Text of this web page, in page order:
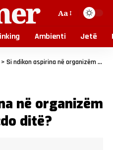
Aa
Ambienti Jetë
> Si ndikon aspirina në organizëm nëse përdoret çdo ditë?
në organizëm
ditë?